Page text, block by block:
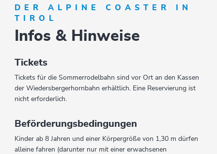
DER ALPINE COASTER IN
TIROL
Infos & Hinweise
Tickets
Tickets für die Sommerrodelbahn sind vor Ort an den Kassen
der Wiedersbergerhornbahn erhältlich. Eine Reservierung ist
nicht erforderlich.
Beförderungsbedingungen
Kinder ab 8 Jahren und einer Körpergröße von 1,30 m dürfen
alleine fahren (darunter nur mit einer erwachsenen